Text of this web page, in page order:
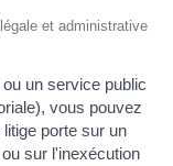
et administrative
un service public
vous pouvez
porte sur un
sur l'inexécution